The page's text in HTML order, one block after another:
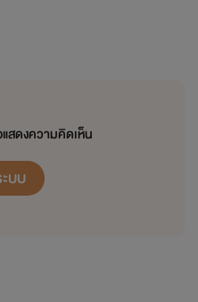
สดงความคิดเห็น
บบ